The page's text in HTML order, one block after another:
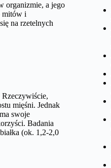
organizmie, a jego
mitów i
na rzetelnych
mięśni. Jednak
swoje
Badania
(ok. 1,2-2,0